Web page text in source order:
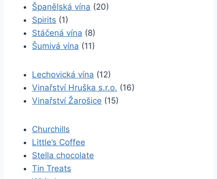
Španělská vína (20)
Spirits (1)
Stáčená vína (8)
Šumivá vína (11)
Lechovická vína (12)
Vinařství Hruška s.r.o. (16)
Vinařství Žarošice (15)
Churchills
Little’s Coffee
Stella chocolate
Tin Treats